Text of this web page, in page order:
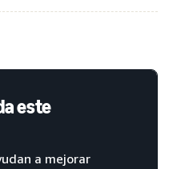
este
a mejorar